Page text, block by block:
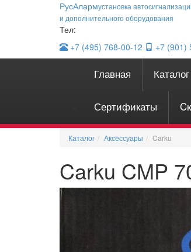
РусАлармустановка
и дополнительного оборудования
Тел:
+7 (495) 768-00-12 +7 (901)
Главная Каталог
Сертификаты
Каталог Аксессуары Carku
Carku CMP